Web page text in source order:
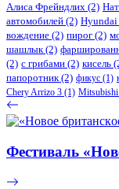
Алиса Фрейндлих (2)
автомобилей (2)
вождение (2) пирог (2)
шашлык(2)
(2) с грибами (2) кисель
папоротник(2) фикус (1)
Chery Arrizo 3 (1)
Фeстивaль